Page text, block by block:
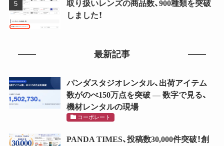
取り扱いレンズの商品数、900種類を突破
しました！
最新記事
パンダスタジオレンタル、出荷アイテム
数がのべ150万点を突破 ― 数字で見る、
機材レンタルの現場
コーポレート
PANDA TIMES、投稿数30,000件突破！創